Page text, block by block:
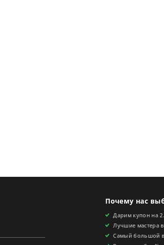
Почему нас
Дарим купон на
Лучшие мастера
Самый большой